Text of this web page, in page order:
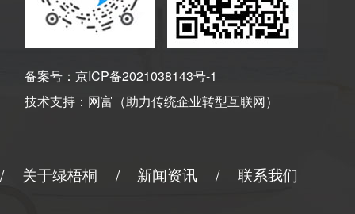
备案号： 京ICP备2021038143号-1
技术支持： 网富（助力传统企业转型互联网）
/ 关于绿梧桐 / 新闻资讯 / 联系我们